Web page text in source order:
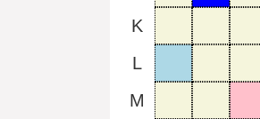
K
L
M